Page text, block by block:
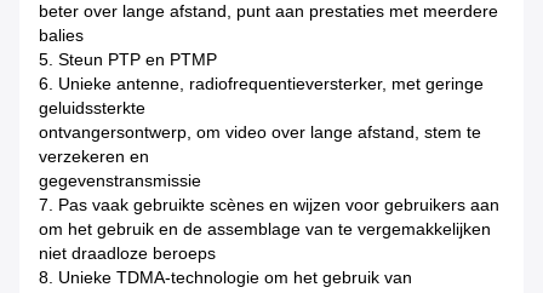
beter over lange afstand, punt aan prestaties met meerdere
balies
5. Steun PTP en PTMP
6. Unieke antenne, radiofrequentieversterker, met geringe
geluidssterkte
ontvangersontwerp, om video over lange afstand, stem te
verzekeren en
gegevenstransmissie
7. Pas vaak gebruikte scènes en wijzen voor gebruikers aan
om het gebruik en de assemblage van te vergemakkelijken
niet draadloze beroeps
8. Unieke TDMA-technologie om het gebruik van